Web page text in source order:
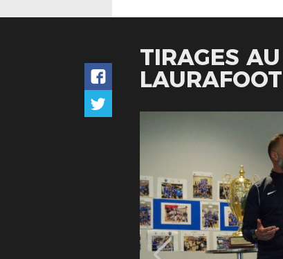
TIRAGES